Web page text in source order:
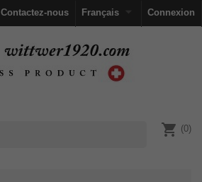
Contactez-nous Français Connexion
shopping_cart (0)